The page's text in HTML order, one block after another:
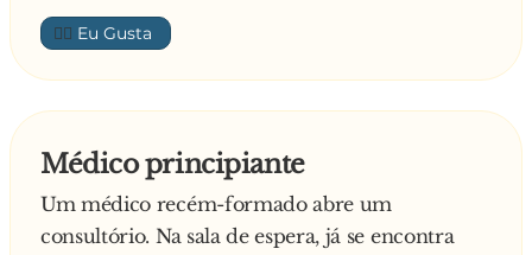
A outra:
- A maneira como o teu marido resmungou
contigo, mal chegou a casa!
A amiga:
ocasiões é que o pode fazer!
—
👍🏼
Médico principiante
Um médico recém-formado abre um
consultório. Na sala de espera, já se encontra